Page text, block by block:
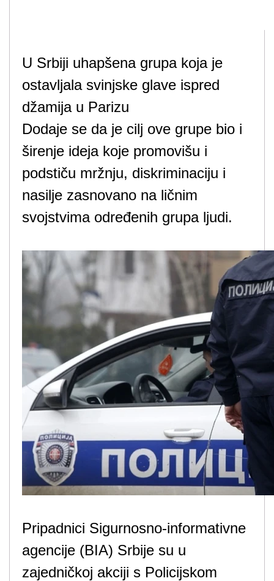
U Srbiji uhapšena grupa koja je
ostavljala svinjske glave ispred
džamija u Parizu
Dodaje se da je cilj ove grupe bio i
širenje ideja koje promovišu i
podstiču mržnju, diskriminaciju i
nasilje zasnovano na ličnim
svojstvima određenih grupa ljudi.
Pripadnici Sigurnosno-informativne
agencije (BIA) Srbije su u
zajedničkoj akciji s Policijskom